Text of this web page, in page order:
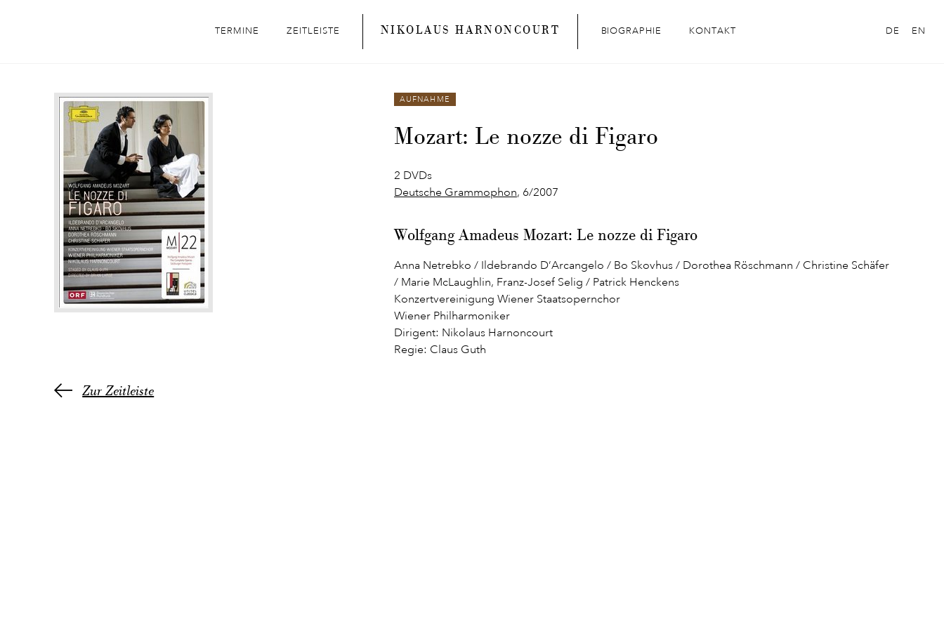
TERMINE ZEITLEISTE NIKOLAUS HARNONCOURT BIOGRAPHIE KONTAKT DE EN
AUFNAHME
Mozart: Le nozze di Figaro
2 DVDs
Deutsche Grammophon, 6/2007
Wolfgang Amadeus Mozart: Le nozze di Figaro
Anna Netrebko / Ildebrando D’Arcangelo / Bo Skovhus / Dorothea Röschmann / Christine Schäfer
/ Marie McLaughlin, Franz-Josef Selig / Patrick Henckens
Konzertvereinigung Wiener Staatsopernchor
Wiener Philharmoniker
Dirigent: Nikolaus Harnoncourt
Regie: Claus Guth
Zur Zeitleiste